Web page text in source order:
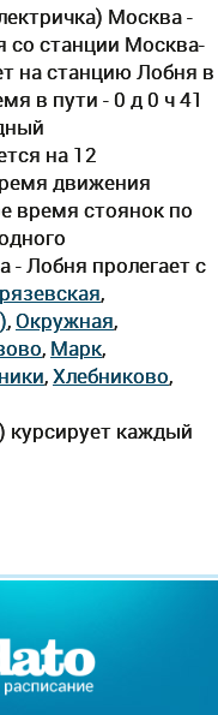
Москва -
со станции Москва-
на станцию Лобня в
в пути - 0 д 0 ч 41
на 12
движения
время стоянок по
- Лобня пролегает c
,
,Окружная,
, Марк,
,Хлебниково,
курсирует каждый